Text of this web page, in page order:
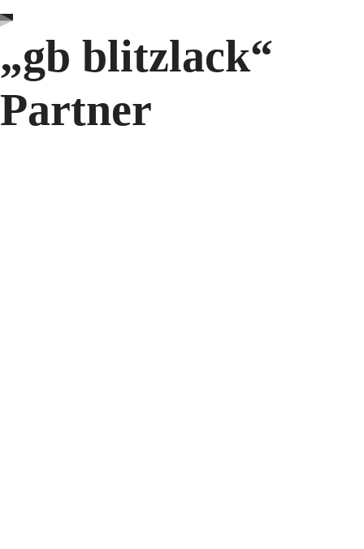
„gb blitzlack“
Partner